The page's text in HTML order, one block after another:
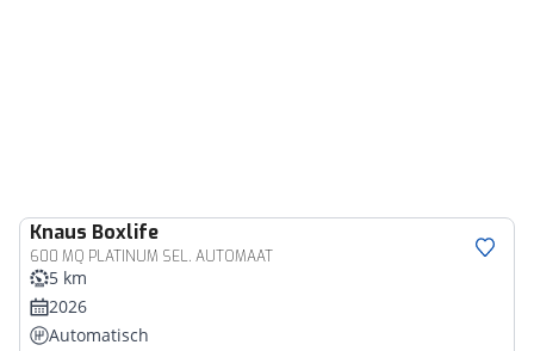
Knaus Boxlife
600 MQ PLATINUM SEL. AUTOMAAT
5 km
2026
Automatisch